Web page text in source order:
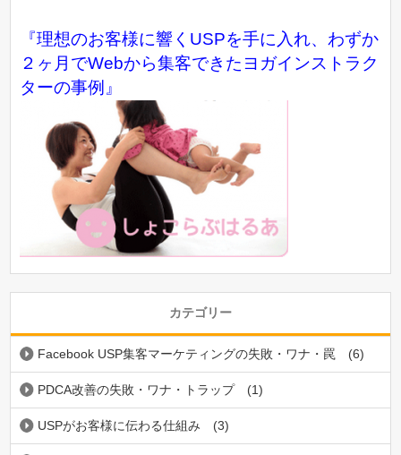
『理想のお客様に響くUSPを手に入れ、わずか
２ヶ月でWebから集客できたヨガインストラク
ターの事例』
カテゴリー
Facebook USP集客マーケティングの失敗・ワナ・罠 (6)
PDCA改善の失敗・ワナ・トラップ (1)
USPがお客様に伝わる仕組み (3)